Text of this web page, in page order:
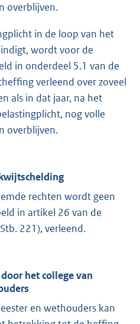
overblijven.
in de loop van het
wordt voor de
in onderdeel 5.1 van de
verleend over zoveel
als in dat jaar, na het
nog volle
overblijven.
rechten wordt geen
in artikel 26 van de
221), verleend.
het college van
en wethouders kan